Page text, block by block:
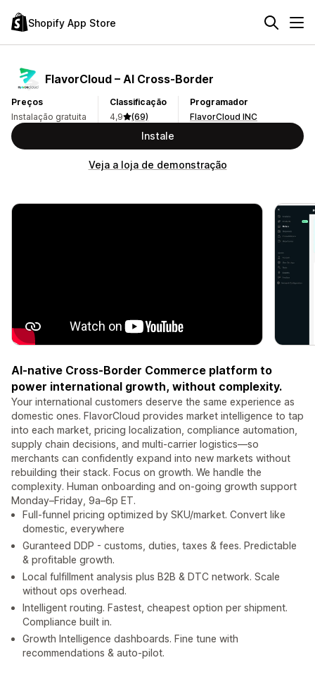
Shopify App Store
FlavorCloud – AI Cross‑Border
Preços
Instalação gratuita
Classificação
4,9
(69)
Programador
FlavorCloud INC
Instale
Veja a loja de demonstração
AI-native Cross-Border Commerce platform to
power international growth, without complexity.
Your international customers deserve the same experience as
domestic ones. FlavorCloud provides market intelligence to tap
into each market, pricing localization, compliance automation,
supply chain decisions, and multi-carrier logistics—so
merchants can confidently expand into new markets without
rebuilding their stack. Focus on growth. We handle the
complexity. Human onboarding and on-going growth support
Monday–Friday, 9a–6p ET.
Full-funnel pricing optimized by SKU/market. Convert like
domestic, everywhere
Guranteed DDP - customs, duties, taxes & fees. Predictable
& profitable growth.
Local fulfillment analysis plus B2B & DTC network. Scale
without ops overhead.
Intelligent routing. Fastest, cheapest option per shipment.
Compliance built in.
Growth Intelligence dashboards. Fine tune with
recommendations & auto-pilot.